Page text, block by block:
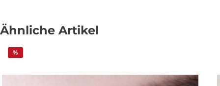
Ähnliche Artikel
%